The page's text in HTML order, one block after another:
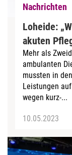
Nachrichten
Loheide:
akuten
Mehr als
ambulanten
mussten in
Leistungen
wegen kurz-...
10.05.2023